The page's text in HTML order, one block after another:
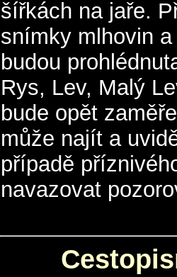
šířkách na jaře.
snímky mlhovin
budou
Rys, Lev, Malý
bude opět
může najít a
případě
navazovat